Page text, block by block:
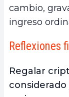
cambio,
ingreso
Reflexiones
Regalar